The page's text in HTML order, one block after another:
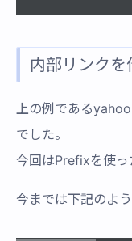
内部リンクを
上の例である
でした。
今回はPrefixを使っ
今までは下記のよ